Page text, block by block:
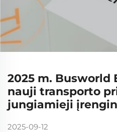
2025 m. Busworld
nauji transporto
jungiamieji
2025-09-12